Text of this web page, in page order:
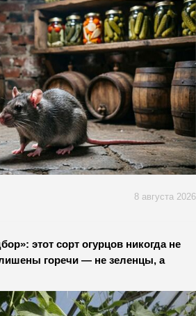
8 августа 2026
этот сорт огурцов никогда не
горечи — не зеленцы, а